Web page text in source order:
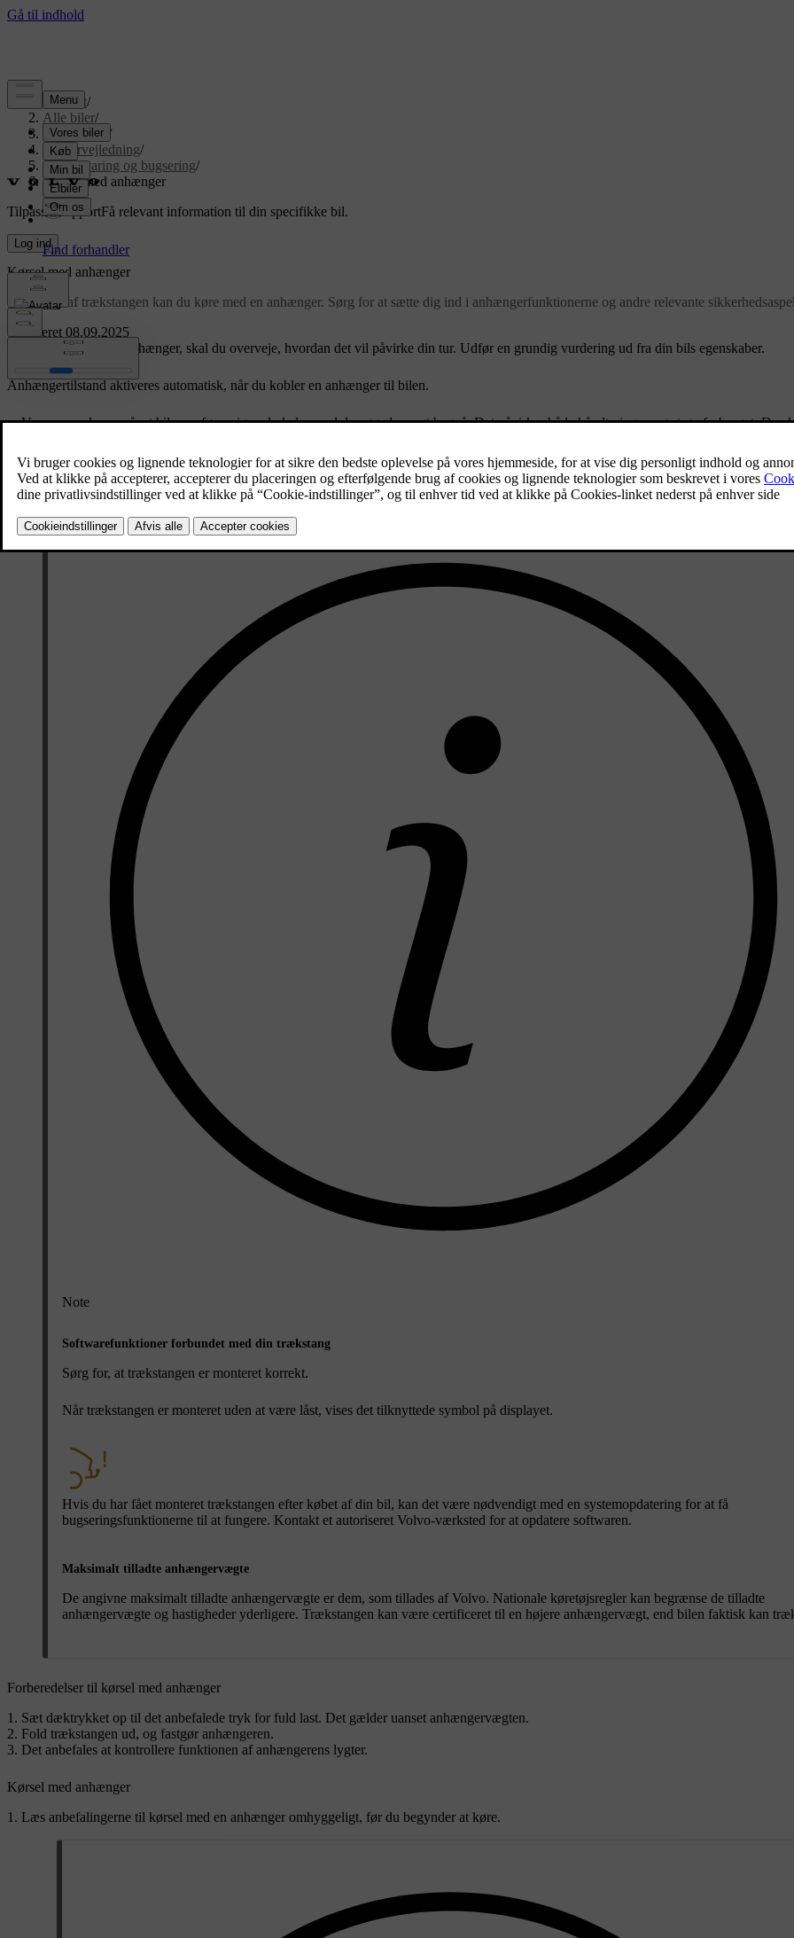
Support/
Alle biler/
EX90 2026 /
Brugervejledning/
Opbevaring og bugsering/
Kørsel med anhænger
Tilpasset supportFå relevant information til din specifikke bil.
Log ind
Opdateret 08.09.2025
Kørsel med anhænger
Ved hjælp af trækstangen kan du køre med en anhænger. Sørg for at sætte dig ind i anhængerfunktionerne og andre relevante
Før du kører med en anhænger, skal du overveje, hvordan det vil påvirke din tur. Udfør en grundig vurdering ud fra din bils egenskaber.
Anhængertilstand aktiveres automatisk, når du kobler en anhænger til bilen.
Vær opmærksom på, at bilen opfører sig anderledes med den øgede vægt bagpå. Det påvirker både håndteringen og strømforbruget. Du
Brug kun anhængere i god stand, som opfylder de lokale krav.
Sørg for at læse det særskilte afsnit om lastanbefalinger.
Note
Softwarefunktioner forbundet med din trækstang
Sørg for, at trækstangen er monteret korrekt.
Når trækstangen er monteret uden at være låst, vises det tilknyttede symbol på displayet.
Hvis du har fået monteret trækstangen efter købet af din bil, kan det være nødvendigt med en systemopdatering for at få
bugseringsfunktionerne til at fungere. Kontakt et autoriseret Volvo-værksted for at opdatere softwaren.
Maksimalt tilladte anhængervægte
De angivne maksimalt tilladte anhængervægte er dem, som tillades af Volvo. Nationale køretøjsregler kan begrænse de tilladte
anhængervægte og hastigheder yderligere. Trækstangen kan være certificeret til en højere anhængervægt, end bilen faktisk kan
Forberedelser til kørsel med anhænger
Sæt dæktrykket op til det anbefalede tryk for fuld last. Det gælder uanset anhængervægten.
Fold trækstangen ud, og fastgør anhængeren.
Det anbefales at kontrollere funktionen af anhængerens lygter.
Kørsel med anhænger
Læs anbefalingerne til kørsel med en anhænger omhyggeligt, før du begynder at køre.